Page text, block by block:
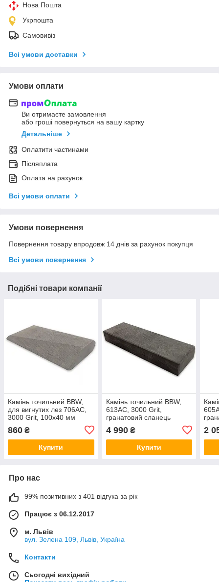
Нова Пошта
Укрпошта
Самовивіз
Всі умови доставки
Умови оплати
Ви отримаєте замовлення
або гроші повернуться на вашу картку
Детальніше
Оплатити частинами
Післяплата
Оплата на рахунок
Всі умови оплати
Умови повернення
Повернення товару впродовж 14 днів за рахунок покупця
Всі умови повернення
Подібні товари компанії
Камінь точильний BBW,
для вигнутих лез 706AC,
3000 Grit, 100х40 мм
(Бельгія)
860 ₴
Купити
Камінь точильний BBW,
613AC, 3000 Grit,
гранатовий сланець
4 990₴
Купити
2
Про нас
99% позитивних з 401 відгука за рік
Працює з 06.12.2017
м. Львів
вул. Зелена 109, Львів, Україна
Контакти
Сьогодні вихідний